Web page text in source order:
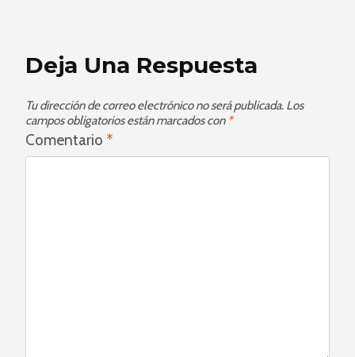
Deja Una Respuesta
Tu dirección de correo electrónico no será publicada. Los
campos obligatorios están marcados con *
Comentario *